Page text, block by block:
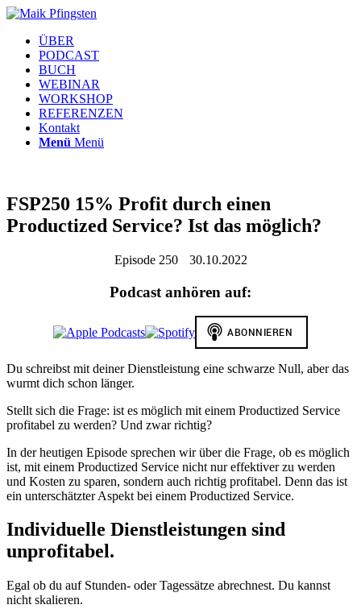
ÜBER
PODCAST
BUCH
WEBINAR
WORKSHOP
REFERENZEN
Kontakt
Menü Menü
FSP250 15% Profit durch einen
Productized Service? Ist das möglich?
Episode 250 30.10.2022
Podcast anhören auf:
Du schreibst mit deiner Dienstleistung eine schwarze Null, aber das
wurmt dich schon länger.
Stellt sich die Frage: ist es möglich mit einem Productized Service
profitabel zu werden? Und zwar richtig?
In der heutigen Episode sprechen wir über die Frage, ob es möglich
ist, mit einem Productized Service nicht nur effektiver zu werden
und Kosten zu sparen, sondern auch richtig profitabel. Denn das ist
ein unterschätzter Aspekt bei einem Productized Service.
Individuelle Dienstleistungen sind
unprofitabel.
Egal ob du auf Stunden- oder Tagessätze abrechnest. Du kannst
nicht skalieren.